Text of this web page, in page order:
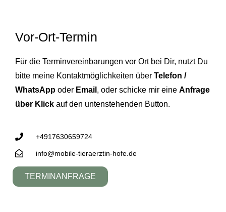
Vor-Ort-Termin
Für die Terminvereinbarungen vor Ort bei Dir, nutzt Du
bitte meine Kontaktmöglichkeiten über Telefon /
WhatsApp oder Email , oder schicke mir eine Anfrage
über Klick auf den untenstehenden Button.
+4917630659724
info@mobile-tieraerztin-hofe.de
TERMINANFRAGE